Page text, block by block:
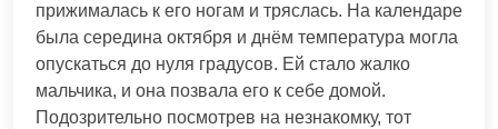
прижималась к его ногам и тряслась. На календаре
была середина октября и днём температура могла
опускаться до нуля градусов. Ей стало жалко
мальчика, и она позвала его к себе домой.
Подозрительно посмотрев на незнакомку, тот